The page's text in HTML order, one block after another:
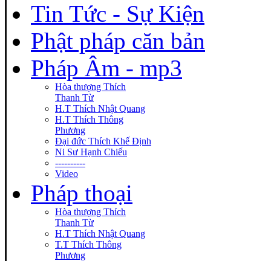
Tin Tức - Sự Kiện
Phật pháp căn bản
Pháp Âm - mp3
Hòa thượng Thích
Thanh Từ
H.T Thích Nhật Quang
H.T Thích Thông
Phương
Đại đức Thích Khế Định
Ni Sư Hạnh Chiếu
----------
Video
Pháp thoại
Hòa thượng Thích
Thanh Từ
H.T Thích Nhật Quang
T.T Thích Thông
Phương